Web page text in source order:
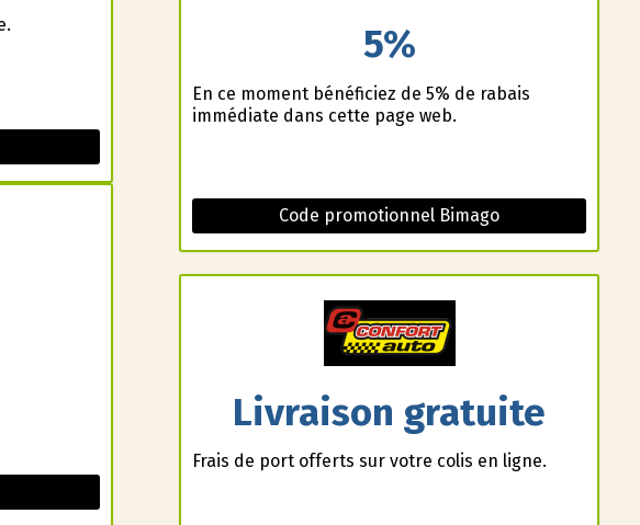
5%
En ce moment bénéficiez de 5% de rabais
immédiate dans cette page web.
Code promotionnel Bimago
Livraison gratuite
Frais de port offerts sur votre colis en ligne.